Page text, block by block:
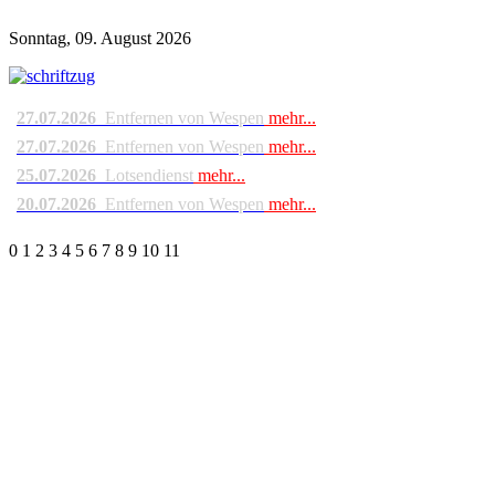
Sonntag, 09. August 2026
27.07.2026 Entfernen von Wespen mehr...
27.07.2026 Entfernen von Wespen mehr...
25.07.2026 Lotsendienst mehr...
20.07.2026 Entfernen von Wespen mehr...
0 1 2 3 4 5 6 7 8 9 10 11